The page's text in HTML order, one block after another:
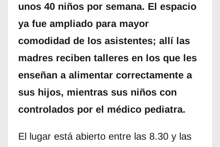
unos 40 niños por semana. El espacio
ya fue ampliado para mayor
comodidad de los asistentes; allí las
madres reciben talleres en los que les
enseñan a alimentar correctamente a
sus hijos, mientras sus niños con
controlados por el médico pediatra.
El lugar está abierto entre las 8.30 y las